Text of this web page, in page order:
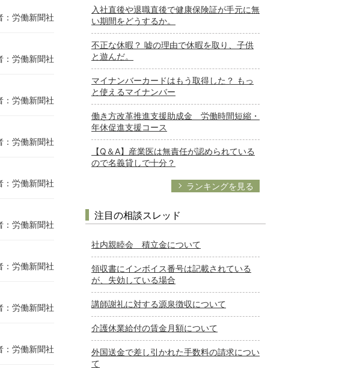
：労働新聞社
：労働新聞社
：労働新聞社
：労働新聞社
：労働新聞社
：労働新聞社
：労働新聞社
：労働新聞社
：労働新聞社
入社直後や退職直後で健康保険証が手元に無
い期間をどうするか。
不正な休暇？ 嘘の理由で休暇を取り、子供
と遊んだ。
マイナンバーカードはもう取得した？ もっ
と使えるマイナンバー
働き方改革推進支援助成金 労働時間短縮・
年休促進支援コース
【Q＆A】産業医は無責任が認められている
ので名義貸しで十分？
ランキングを見る
注目の相談スレッド
社内親睦会 積立金について
領収書にインボイス番号は記載されている
が、失効している場合
講師謝礼に対する源泉徴収について
介護休業給付の賃金月額について
外国送金で差し引かれた手数料の請求につい
て